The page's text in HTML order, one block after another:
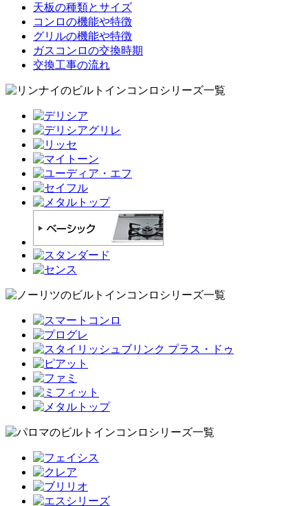
天板の種類とサイズ
コンロの機能や特徴
グリルの機能や特徴
ガスコンロの交換時期
交換工事の流れ